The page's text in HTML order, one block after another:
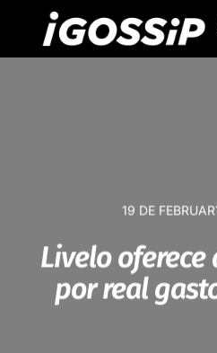
19 DE
Livelo oferece
por real